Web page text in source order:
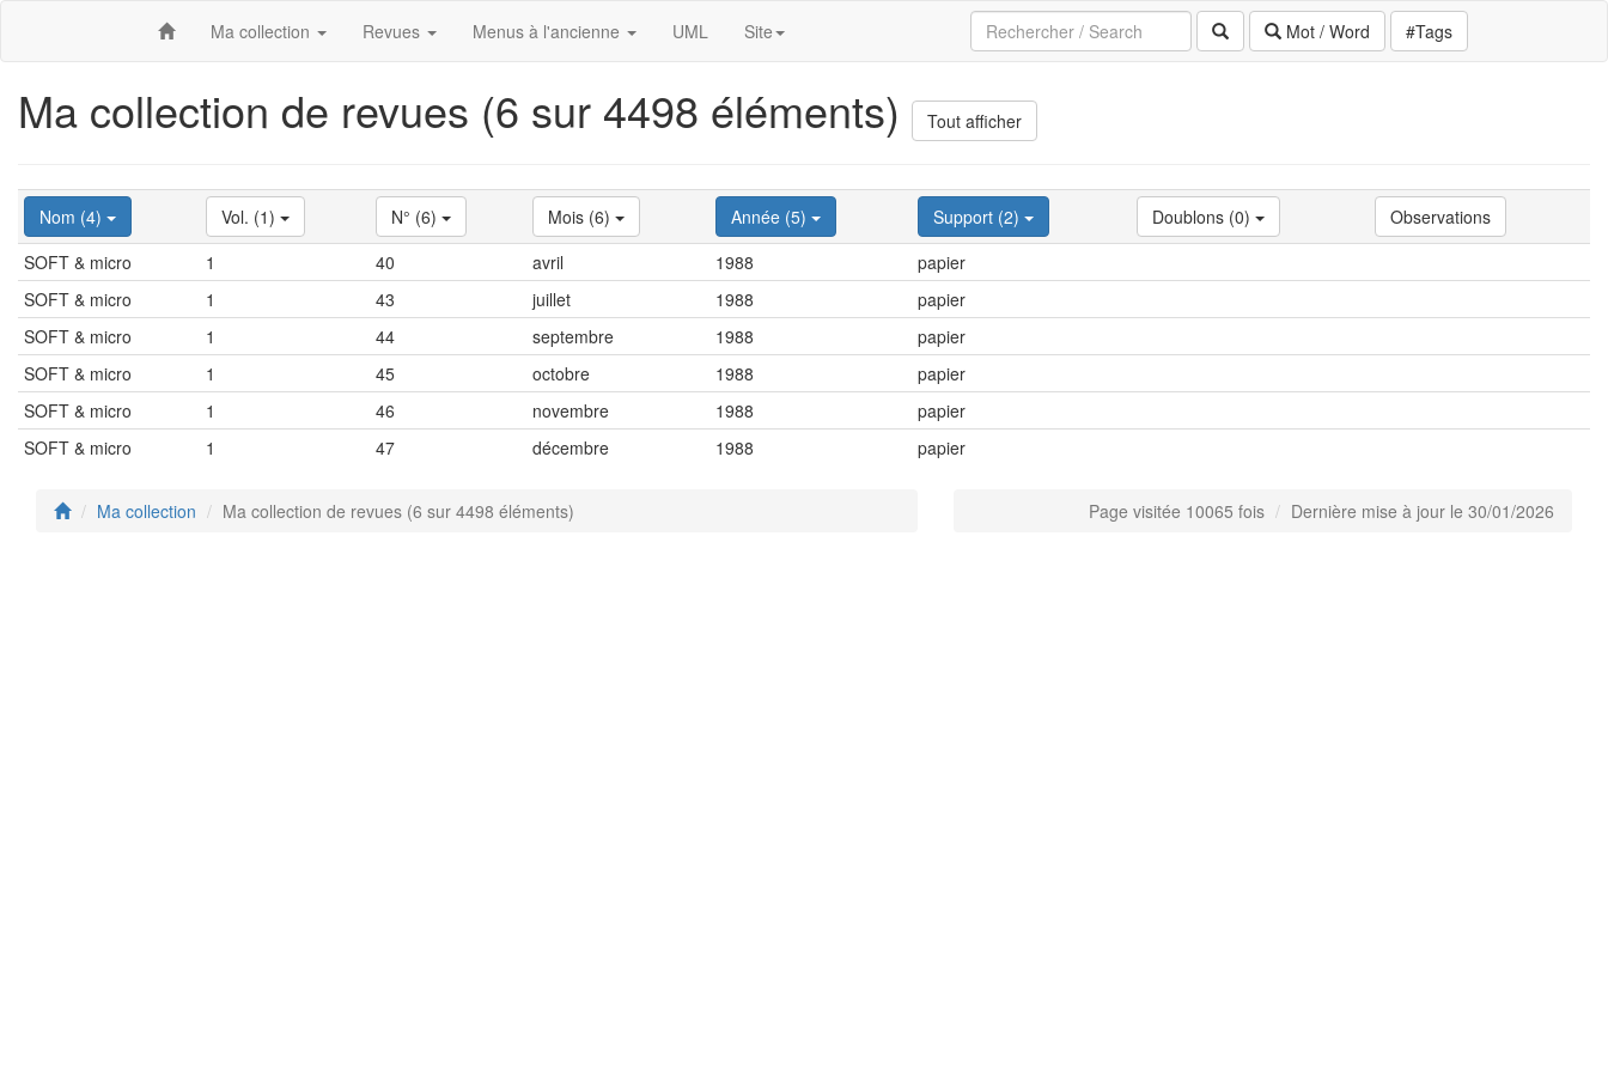
Ma collection Revues Menus à l'ancienne UML Site Mot / Word #Tags
Ma collection de revues (6 sur 4498 éléments) Tout afficher
Nom (4) Vol. (1) N° (6) Mois (6) Année (5) Support (2) Doublons (0)
Observations
SOFT & micro
1 40 avril 1988
papier
SOFT & micro
1 43 juillet 1988
papier
SOFT & micro
1 44 septembre 1988
papier
SOFT & micro
1 45 octobre 1988
papier
SOFT & micro
1 46 novembre 1988
papier
SOFT & micro
1 47 décembre 1988 papier
Ma collection Ma collection de revues (6 sur 4498 éléments) Page visitée 10065 fois Dernière mise à jour le 30/01/2026